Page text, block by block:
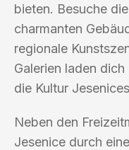
bieten. Besuche
charmanten
regionale
Galerien laden
die Kultur
Neben den
Jesenice durch